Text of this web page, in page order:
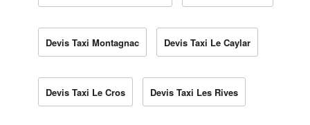
Devis Taxi Montagnac Devis Taxi Le Caylar
Devis Taxi Le Cros Devis Taxi Les Rives